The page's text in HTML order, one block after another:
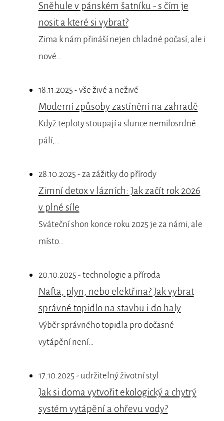
Sněhule v pánském šatníku - s čím je
nosit a které si vybrat?
Zima k nám přináší nejen chladné počasí, ale i
nové…
18.11.2025 - vše živé a neživé
Moderní způsoby zastínění na zahradě
Když teploty stoupají a slunce nemilosrdně
pálí,…
28.10.2025 - za zážitky do přírody
Zimní detox v lázních: Jak začít rok 2026
v plné síle
Sváteční shon konce roku 2025 je za námi, ale
místo…
20.10.2025 - technologie a příroda
Nafta, plyn, nebo elektřina? Jak vybrat
správné topidlo na stavbu i do haly
Výběr správného topidla pro dočasné
vytápění není…
17.10.2025 - udržitelný životní styl
Jak si doma vytvořit ekologický a chytrý
systém vytápění a ohřevu vody?